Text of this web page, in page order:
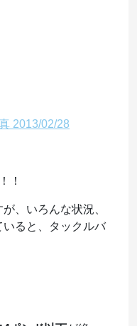
！
、いろんな状況、
ると、タックルバ